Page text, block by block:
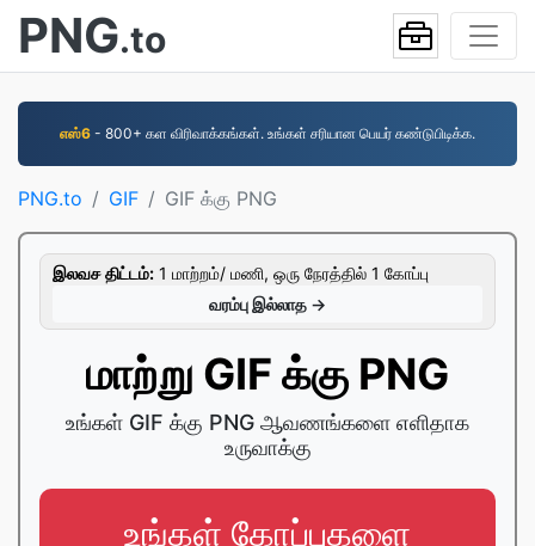
PNG.to
எஸ்6 - 800+ கள விரிவாக்கங்கள். உங்கள் சரியான பெயர் கண்டுபிடிக்க.
PNG.to GIF GIF க்கு PNG
இலவச திட்டம்: 1 மாற்றம்/ மணி, ஒரு நேரத்தில் 1 கோப்பு
வரம்பு இல்லாத →
மாற்று GIF க்கு PNG
உங்கள் GIF க்கு PNG ஆவணங்களை எளிதாக
உருவாக்கு
உங்கள் கோப்புகளை